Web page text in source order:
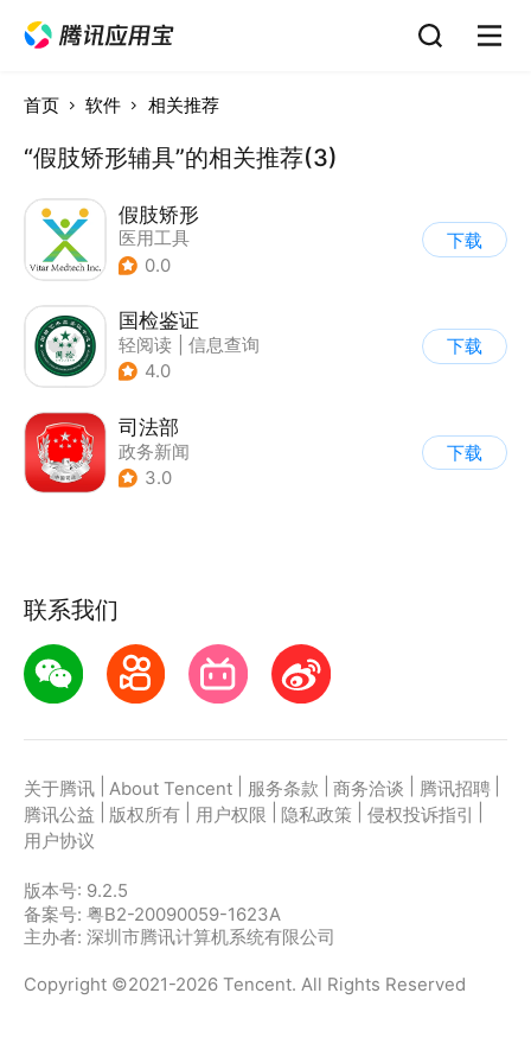
首页 软件 相关推荐
“假肢矫形辅具”的相关推荐(3)
假肢矫形
医用工具
0.0
下载
国检鉴证
轻阅读
信息查询
4.0
下载
司法部
政务新闻
3.0
下载
联系我们
关于腾讯 About Tencent 服务条款 商务洽谈 腾讯招聘
腾讯公益
版权所有 用户权限 隐私政策 侵权投诉指引
用户协议
版本号: 9.2.5
备案号: 粤B2-20090059-1623A
主办者: 深圳市腾讯计算机系统有限公司
Copyright ©2021-2026 Tencent. All Rights Reserved